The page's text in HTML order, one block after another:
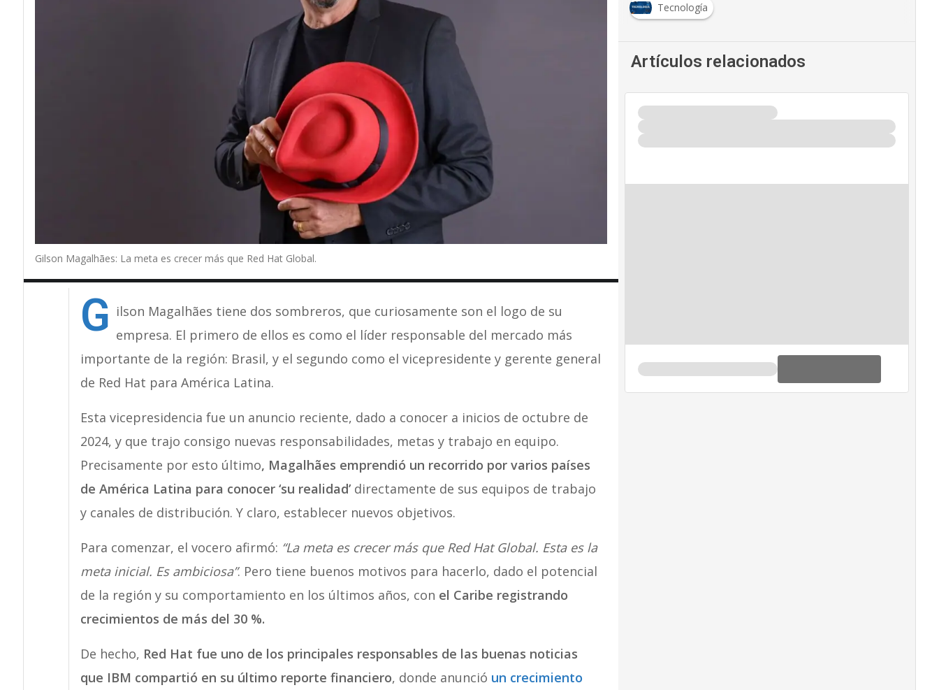
Gilson Magalhães: La meta es crecer más que Red Hat Global.
G ilson Magalhães tiene dos sombreros, que curiosamente son el logo de su
empresa. El primero de ellos es como el líder responsable del mercado más
importante de la región: Brasil, y el segundo como el vicepresidente y gerente general
de Red Hat para América Latina.
Esta vicepresidencia fue un anuncio reciente, dado a conocer a inicios de octubre de
2024, y que trajo consigo nuevas responsabilidades, metas y trabajo en equipo.
Precisamente por esto último, Magalhães emprendió un recorrido por varios países
de América Latina para conocer ‘su realidad’directamente de sus equipos de trabajo
y canales de distribución. Y claro, establecer nuevos objetivos.
Para comenzar, el vocero afirmó: “La meta es crecer más que Red Hat Global. Esta es la
meta inicial. Es ambiciosa”. Pero tiene buenos motivos para hacerlo, dado el potencial
de la región y su comportamiento en los últimos años, con el Caribe registrando
crecimientos de más del 30 %.
De hecho, Red Hat fue uno de los principales responsables de las buenas noticias
que IBM compartió en su último reporte financiero, donde anunció un crecimiento
Tecnología
Artículos relacionados